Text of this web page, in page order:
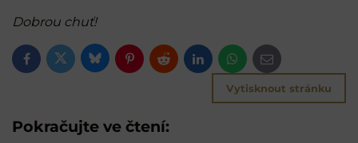
Dobrou chuť!
FacebookTwitterBlueskyPinterestRedditLinkedInWhatsApp
E-
mail
Vytisknout stránku
Pokračujte ve čtení: